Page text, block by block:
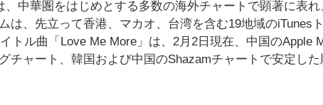
、中華圏をはじめとする多数の海外チャートで顕著に表
は、先立って香港、マカオ、台湾を含む19地域のiTunes
トル曲「Love Me More」は、2月2日現在、中国のApple
チャート、韓国および中国のShazamチャートで安定した